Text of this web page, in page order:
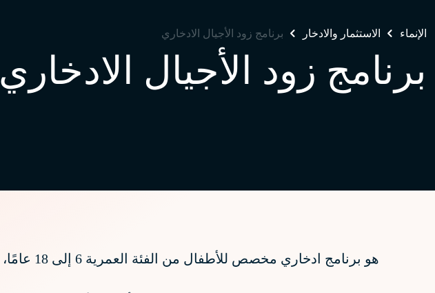
الإنماء الاستثمار والادخار برنامج زود الأجيال الادخاري
برنامج زود الأجيال الادخاري
هو برنامج ادخاري مخصص للأطفال من الفئة العمرية 6 إلى 18 عامًا، يهدف إلى غرس ثقافة الادخار وتعزيز التخطيط المالي لديهم منذ سن مبكر.